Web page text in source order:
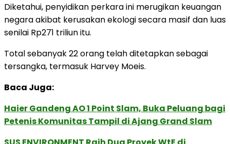
Diketahui, penyidikan perkara ini merugikan keuangan
negara akibat kerusakan ekologi secara masif dan luas
senilai Rp271 triliun itu.
Total sebanyak 22 orang telah ditetapkan sebagai
tersangka, termasuk Harvey Moeis.
Baca Juga:
Haier Gandeng AO 1 Point Slam, Buka Peluang bagi
Petenis Komunitas Tampil di Ajang Grand Slam